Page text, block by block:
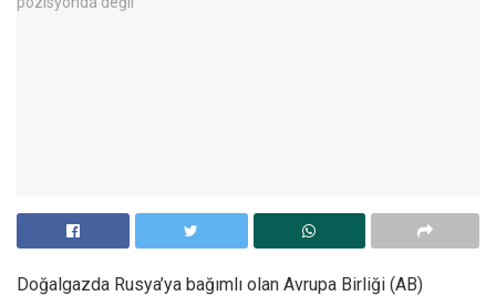
Doğalgazda Rusya’ya bağımlı olan Avrupa Birliği (AB)